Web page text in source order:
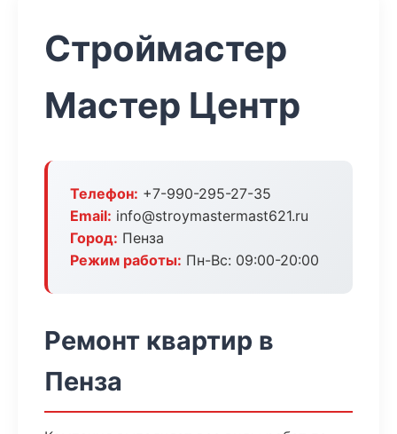
Строймастер
Мастер Центр
Телефон: +7-990-295-27-35
Email: info@stroymastermast621.ru
Город: Пенза
Режим работы: Пн-Вс: 09:00-20:00
Ремонт квартир в
Пенза